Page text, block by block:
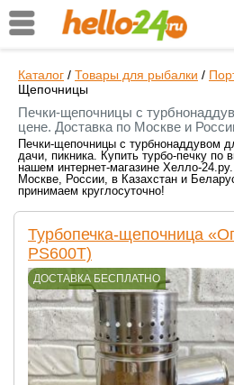
Каталог / Товары для рыбалки /
Щепочницы
Печки-щепочницы с
цене. Доставка по Москве и
Печки-щепочницы с турбнонаддувом
дачи, пикника. Купить турбо-печку
нашем интернет-магазине Хелло-
Москве, России, в Казахстан и
принимаем круглосуточно!
Турбопечка-щепочница
PS600Т)
ДОСТАВКА БЕСПЛАТНО